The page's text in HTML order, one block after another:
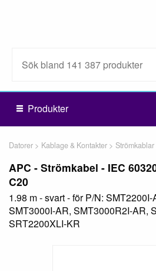
Produkter
Datorer Kablage & Kontakter Strömkablar
APC - Strömkabel - IEC
C20
1.98 m - svart - för P/N:
SMT3000I-AR, SMT3000R2I-AR,
SRT2200XLI-KR